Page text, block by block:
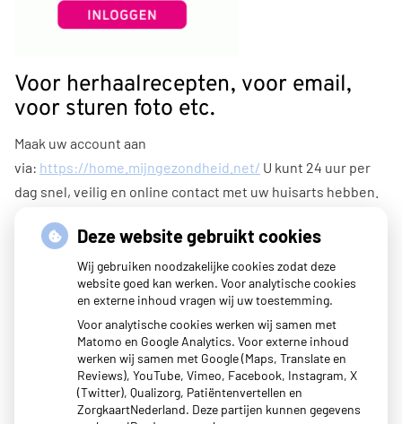
Voor herhaalrecepten, voor email,
voor sturen foto etc.
Maak uw account aan
via: https://home.mijngezondheid.net/ U kunt 24 uur per
dag snel, veilig en online contact met uw huisarts hebben.
U kunt online afspraken maken (tijdelijk niet i.v.m. corona),
vragen stellen, herhaalrecepten bestellen en labuitslagen
inzien. Daarnaast is het ook mogelijk om een samenvatting
in te zien van uw medisch dossier.
Met uw eigen account logt u veilig in en hoeft u niet elke
keer opnieuw uw gegevens in te voeren.
Deze website gebruikt cookies
Wij gebruiken noodzakelijke cookies zodat deze
website goed kan werken. Voor analytische cookies
en externe inhoud vragen wij uw toestemming.
Voor analytische cookies werken wij samen met
Matomo en Google Analytics. Voor externe inhoud
werken wij samen met Google (Maps, Translate en
Reviews), YouTube, Vimeo, Facebook, Instagram, X
(Twitter), Qualizorg, Patiëntenvertellen en
ZorgkaartNederland. Deze partijen kunnen gegevens